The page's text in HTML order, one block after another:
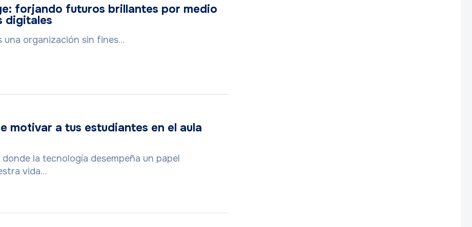
forjando futuros brillantes por medio
digitales
una organización sin fines…
motivar a tus estudiantes en el aula
donde la tecnología desempeña un papel
vida…